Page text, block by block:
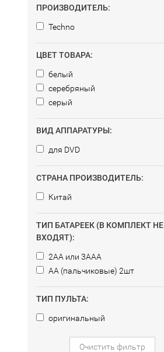
ПРОИЗВОДИТЕЛЬ:
Techno
ЦВЕТ ТОВАРА:
белый
серебряный
серый
ВИД АППАРАТУРЫ:
для DVD
СТРАНА ПРОИЗВОДИТЕЛЬ:
Китай
ТИП БАТАРЕЕК (В КОМПЛЕКТ НЕ
ВХОДЯТ):
2AA или 3AAA
AA (пальчиковые) 2шт
ТИП ПУЛЬТА:
оригинальный
Очистить фильтр